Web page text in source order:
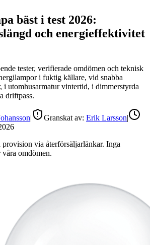
bäst i test 2026:
och energieffektivitet
tester, verifierade omdömen och teknisk
i fuktig källare, vid snabba
i utomhusarmatur vintertid, i dimmerstyrda
driftpass.
| Granskat av: Erik Larsson|
via återförsäljarlänkar. Inga
omdömen.